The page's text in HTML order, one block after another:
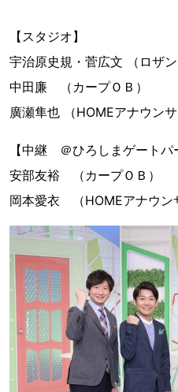
【スタジオ】
宇治原史規・菅広文 （ロザ
中田廉 （カープＯＢ）
廣瀬隼也 （HOMEアナウンサ
【中継 ＠ひろしまゲートパ
安部友裕 （カープＯＢ）
岡本愛衣 （HOMEアナウン